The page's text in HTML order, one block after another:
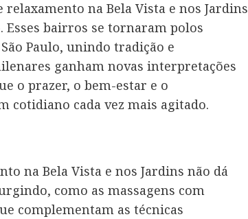
na Bela Vista e nos Jardins
Esses bairros se tornaram polos
Paulo, unindo tradição e
ganham novas interpretações
o prazer, o bem-estar e o
cotidiano cada vez mais agitado.
na Bela Vista e nos Jardins não dá
como as massagens com
complementam as técnicas